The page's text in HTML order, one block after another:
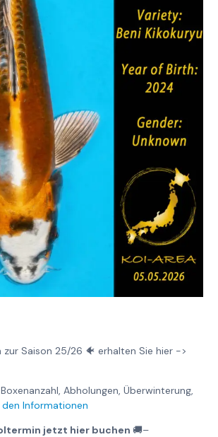
Saison 25/26 🐠 erhalten Sie hier ->
Abholungen, Überwinterung,
den Informationen
jetzt hier buchen 🚚–